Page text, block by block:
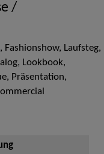
/
Fashionshow, Laufsteg,
Lookbook,
Präsentation,